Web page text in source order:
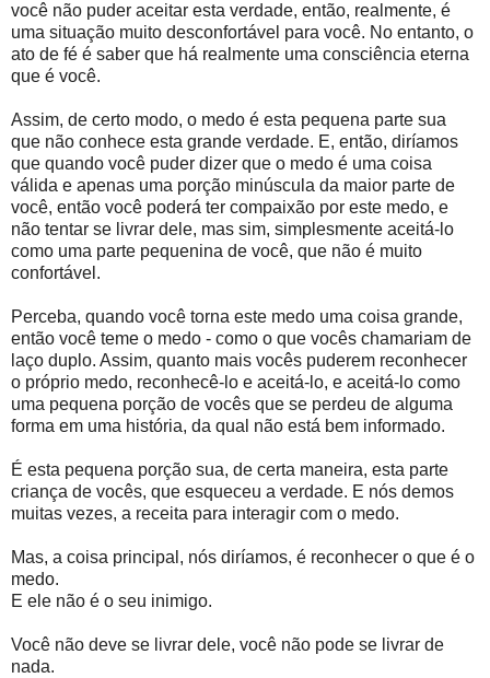
você não puder aceitar esta verdade, então, realmente, é
uma situação muito desconfortável para você. No entanto, o
ato de fé é saber que há realmente uma consciência eterna
que é você.
Assim, de certo modo, o medo é esta pequena parte sua
que não conhece esta grande verdade. E, então, diríamos
que quando você puder dizer que o medo é uma coisa
válida e apenas uma porção minúscula da maior parte de
você, então você poderá ter compaixão por este medo, e
não tentar se livrar dele, mas sim, simplesmente aceitá-lo
como uma parte pequenina de você, que não é muito
confortável.
Perceba, quando você torna este medo uma coisa grande,
então você teme o medo - como o que vocês chamariam de
laço duplo. Assim, quanto mais vocês puderem reconhecer
o próprio medo, reconhecê-lo e aceitá-lo, e aceitá-lo como
uma pequena porção de vocês que se perdeu de alguma
forma em uma história, da qual não está bem informado.
É esta pequena porção sua, de certa maneira, esta parte
criança de vocês, que esqueceu a verdade. E nós demos
muitas vezes, a receita para interagir com o medo.
Mas, a coisa principal, nós diríamos, é reconhecer o que é o
medo.
E ele não é o seu inimigo.
Você não deve se livrar dele, você não pode se livrar de
nada.